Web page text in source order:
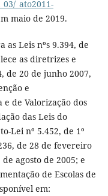
_ato2011-
maio de 2019.
as Leis nºs 9.394, de
as diretrizes e
de 20 de junho 2007,
e
e de Valorização dos
das Leis do
Lei nº 5.452, de 1º
de 28 de fevereiro
agosto de 2005; e
de Escolas de
em: